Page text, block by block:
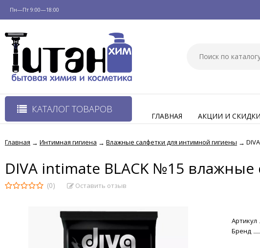
Пн—Пт 9:00—18:00
КАТАЛОГ ТОВАРОВ
ГЛАВНАЯ АКЦИИ И СКИДКИ
Главная → Интимная гигиена → Влажные салфетки для интимной гигиены →
DIVA intimate BLACK №15
(0) Оставить отзыв
Артикул
Бренд